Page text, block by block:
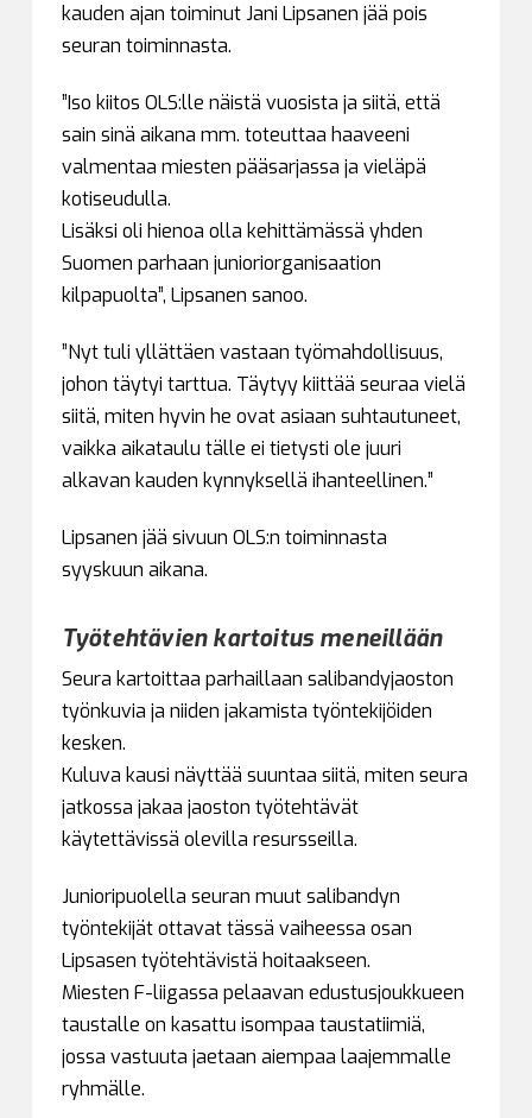
kauden ajan toiminut Jani Lipsanen jää pois
seuran toiminnasta.
”Iso kiitos OLS:lle näistä vuosista ja siitä, että
sain sinä aikana mm. toteuttaa haaveeni
valmentaa miesten pääsarjassa ja vieläpä
kotiseudulla.
Lisäksi oli hienoa olla kehittämässä yhden
Suomen parhaan junioriorganisaation
kilpapuolta”, Lipsanen sanoo.
”Nyt tuli yllättäen vastaan työmahdollisuus,
johon täytyi tarttua. Täytyy kiittää seuraa vielä
siitä, miten hyvin he ovat asiaan suhtautuneet,
vaikka aikataulu tälle ei tietysti ole juuri
alkavan kauden kynnyksellä ihanteellinen.”
Lipsanen jää sivuun OLS:n toiminnasta
syyskuun aikana.
Työtehtävien kartoitus meneillään
Seura kartoittaa parhaillaan salibandyjaoston
työnkuvia ja niiden jakamista työntekijöiden
kesken.
Kuluva kausi näyttää suuntaa siitä, miten seura
jatkossa jakaa jaoston työtehtävät
käytettävissä olevilla resursseilla.
Junioripuolella seuran muut salibandyn
työntekijät ottavat tässä vaiheessa osan
Lipsasen työtehtävistä hoitaakseen.
Miesten F-liigassa pelaavan edustusjoukkueen
taustalle on kasattu isompaa taustatiimiä,
jossa vastuuta jaetaan aiempaa laajemmalle
ryhmälle.